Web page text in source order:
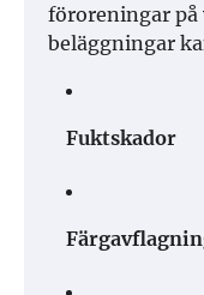
föroreningar på
beläggningar
Fuktskador